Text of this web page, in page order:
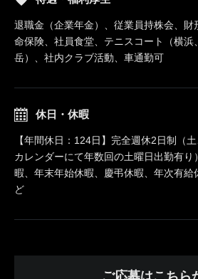
退職金（企業年金）、従業員持株会、財
命保険、社員食堂、テニスコート（横浜
岳）、社内クラブ活動、車通勤可
休日・休暇
【年間休日：124日】完全週休2日制（
カレンダーにて年数回の土曜日出勤有り
暇、年末年始休暇、慶弔休暇、年次有給
ど
ご応募はこちら